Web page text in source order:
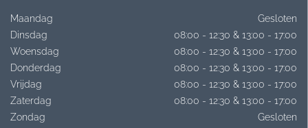
Maandag
Gesloten
Dinsdag
08:00 - 12:30 & 13:00 - 17:00
Woensdag
08:00 - 12:30 & 13:00 - 17:00
Donderdag
08:00 - 12:30 & 13:00 - 17:00
Vrijdag
08:00 - 12:30 & 13:00 - 17:00
Zaterdag
08:00 - 12:30 & 13:00 - 17:00
Zondag
Gesloten